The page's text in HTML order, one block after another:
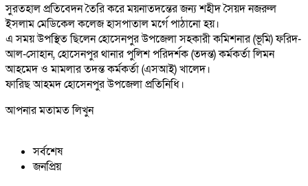
সুরতহাল প্রতিবেদন তৈরি করে ময়নাতদন্তের জন্য শহীদ সৈয়দ নজরুল
ইসলাম মেডিকেল কলেজ হাসপাতাল মর্গে পাঠানো হয়।
এ সময় উপস্থিত ছিলেন হোসেনপুর উপজেলা সহকারী কমিশনার (ভূমি) ফরিদ-
আল-সোহান, হোসেনপুর থানার পুলিশ পরিদর্শক (তদন্ত) কর্মকর্তা লিমন
আহমেদ ও মামলার তদন্ত কর্মকর্তা (এসআই) খালেদ।
ফারিছ আহমদ হোসেনপুর উপজেলা প্রতিনিধি।
আপনার মতামত লিখুন
সর্বশেষ
জনপ্রিয়